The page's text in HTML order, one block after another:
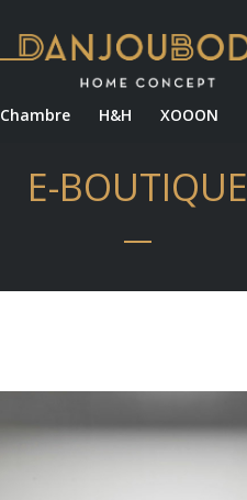
Chambre H&H XOOON
E-BOUTIQUE